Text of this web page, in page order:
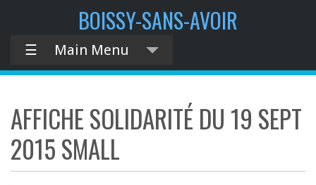
BOISSY-SANS-AVOIR
☰ Main Menu
AFFICHE SOLIDARITÉ DU 19 SEPT
2015 SMALL